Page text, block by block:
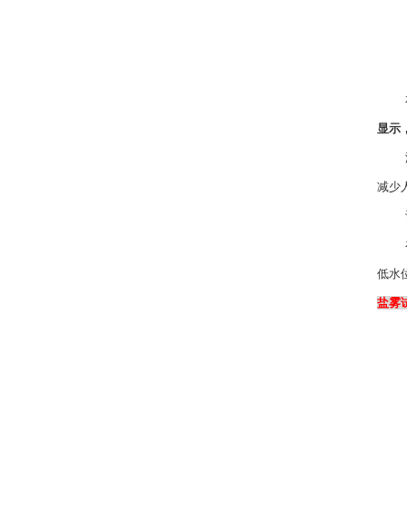
显示
减少
低水
盐雾